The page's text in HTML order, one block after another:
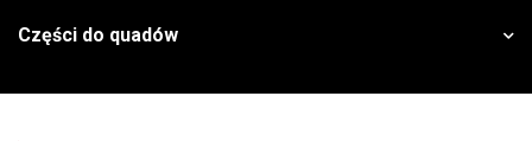
Części do quadów